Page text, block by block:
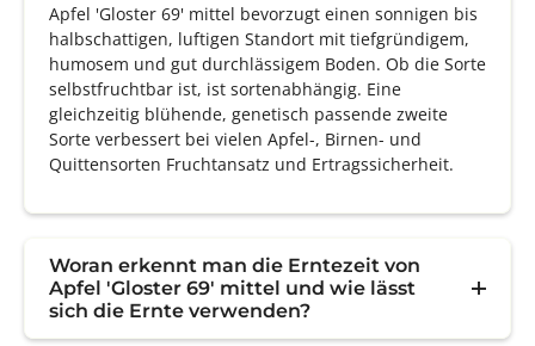
Apfel 'Gloster 69' mittel bevorzugt einen sonnigen bis
halbschattigen, luftigen Standort mit tiefgründigem,
humosem und gut durchlässigem Boden. Ob die Sorte
selbstfruchtbar ist, ist sortenabhängig. Eine
gleichzeitig blühende, genetisch passende zweite
Sorte verbessert bei vielen Apfel-, Birnen- und
Quittensorten Fruchtansatz und Ertragssicherheit.
Woran erkennt man die Erntezeit von
Apfel 'Gloster 69' mittel und wie lässt
sich die Ernte verwenden?